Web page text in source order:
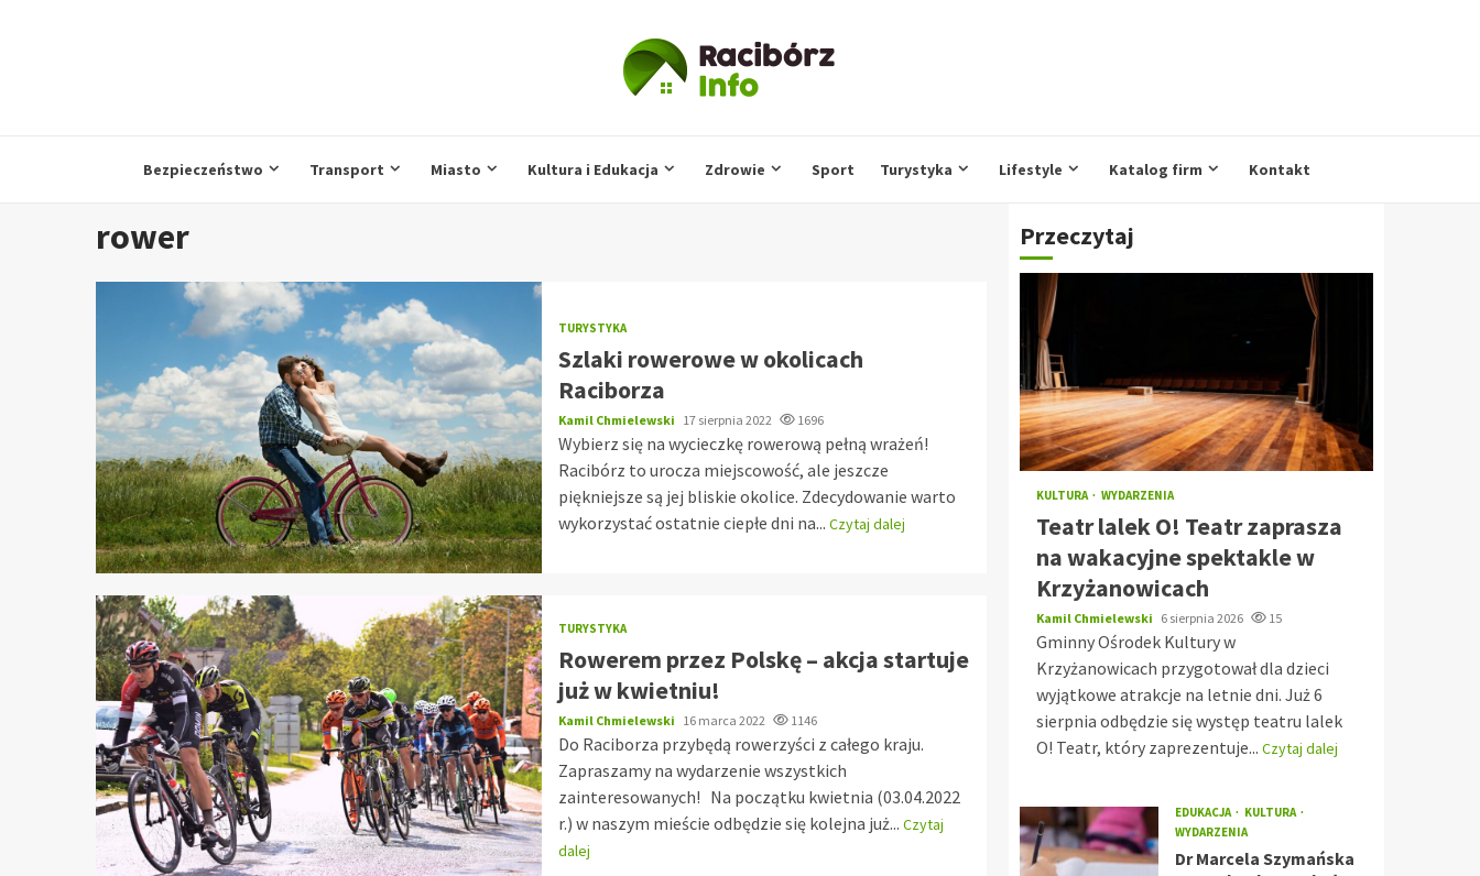
Bezpieczeństwo Transport Miasto Kultura i Edukacja Zdrowie Sport Turystyka Lifestyle Katalog firm Kontakt
rower
TURYSTYKA
Szlaki rowerowe w okolicach
Raciborza
Kamil Chmielewski 17 sierpnia 2022 1696
Wybierz się na wycieczkę rowerową pełną wrażeń!
Racibórz to urocza miejscowość, ale jeszcze
piękniejsze są jej bliskie okolice. Zdecydowanie warto
wykorzystać ostatnie ciepłe dni na... Czytaj dalej
TURYSTYKA
Rowerem przez Polskę – akcja startuje
już w kwietniu!
Kamil Chmielewski 16 marca 2022 1146
Do Raciborza przybędą rowerzyści z całego kraju.
Zapraszamy na wydarzenie wszystkich
zainteresowanych! Na początku kwietnia (03.04.2022
r.) w naszym mieście odbędzie się kolejna już... Czytaj
dalej
Przeczytaj
KULTURA WYDARZENIA
Teatr lalek O! Teatr zaprasza
na wakacyjne spektakle w
Krzyżanowicach
Kamil Chmielewski 6 sierpnia 2026 15
Gminny Ośrodek Kultury w
Krzyżanowicach przygotował dla dzieci
wyjątkowe atrakcje na letnie dni. Już 6
sierpnia odbędzie się występ teatru lalek
O! Teatr, który zaprezentuje... Czytaj dalej
EDUKACJA
KULTURA
WYDARZENIA
Dr Marcela Szymańska